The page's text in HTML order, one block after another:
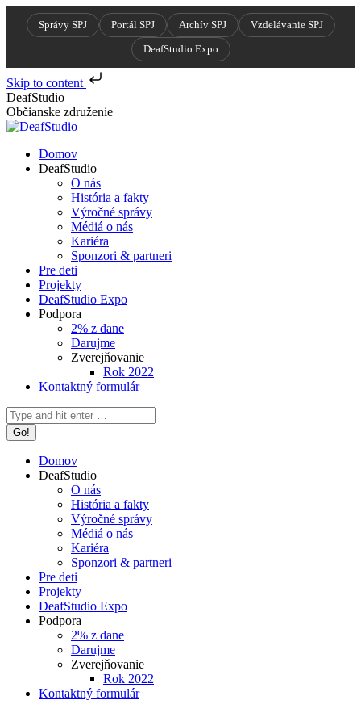
Správy SPJ Portál SPJ Archív SPJ
Vzdelávanie SPJ
DeafStudio Expo
Skip to content
Skip
to
content
DeafStudio
Občianske združenie
Domov
DeafStudio
O nás
História a fakty
Výročné správy
Médiá o nás
Kariéra
Sponzori & partneri
Pre deti
Projekty
DeafStudio Expo
Podpora
2% z dane
Darujme
Zverejňovanie
Rok 2022
Kontaktný formulár
Search:
Domov
DeafStudio
O nás
História a fakty
Výročné správy
Médiá o nás
Kariéra
Sponzori & partneri
Pre deti
Projekty
DeafStudio Expo
Podpora
2% z dane
Darujme
Zverejňovanie
Rok 2022
Kontaktný formulár